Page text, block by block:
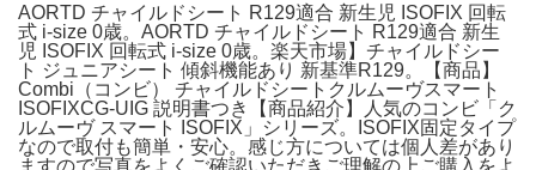
AORTD チャイルドシート R129適合 新生児 ISOFIX 回転
式 i-size 0歳。AORTD チャイルドシート R129適合 新生
児 ISOFIX 回転式 i-size 0歳。楽天市場】チャイルドシー
ト ジュニアシート 傾斜機能あり 新基準R129。【商品】
Combi（コンビ） チャイルドシートクルムーヴスマート
ISOFIXCG-UIG 説明書つき【商品紹介】人気のコンビ「ク
ルムーヴ スマート ISOFIX」シリーズ。ISOFIX固定タイプ
なので取付も簡単・安心。感じ方については個人差があり
ますので写真をよくご確認いただきご理解の上ご購入をよ